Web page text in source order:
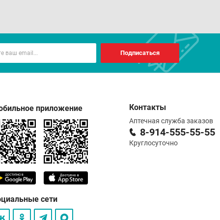
Подписаться
приложение
сети
Контакты
Аптечная служба заказов
8-914-555-55-55
Круглосуточно